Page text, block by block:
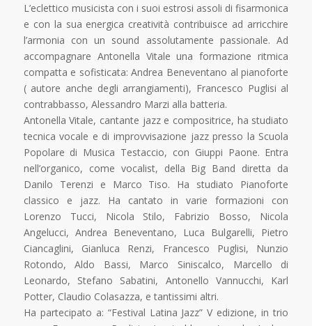
L’eclettico musicista con i suoi estrosi assoli di fisarmonica
e con la sua energica creatività contribuisce ad arricchire
l’armonia con un sound assolutamente passionale. Ad
accompagnare Antonella Vitale una formazione ritmica
compatta e sofisticata: Andrea Beneventano al pianoforte
( autore anche degli arrangiamenti), Francesco Puglisi al
contrabbasso, Alessandro Marzi alla batteria.
Antonella Vitale, cantante jazz e compositrice, ha studiato
tecnica vocale e di improvvisazione jazz presso la Scuola
Popolare di Musica Testaccio, con Giuppi Paone. Entra
nell’organico, come vocalist, della Big Band diretta da
Danilo Terenzi e Marco Tiso. Ha studiato Pianoforte
classico e jazz. Ha cantato in varie formazioni con
Lorenzo Tucci, Nicola Stilo, Fabrizio Bosso, Nicola
Angelucci, Andrea Beneventano, Luca Bulgarelli, Pietro
Ciancaglini, Gianluca Renzi, Francesco Puglisi, Nunzio
Rotondo, Aldo Bassi, Marco Siniscalco, Marcello di
Leonardo, Stefano Sabatini, Antonello Vannucchi, Karl
Potter, Claudio Colasazza, e tantissimi altri.
Ha partecipato a: “Festival Latina Jazz” V edizione, in trio